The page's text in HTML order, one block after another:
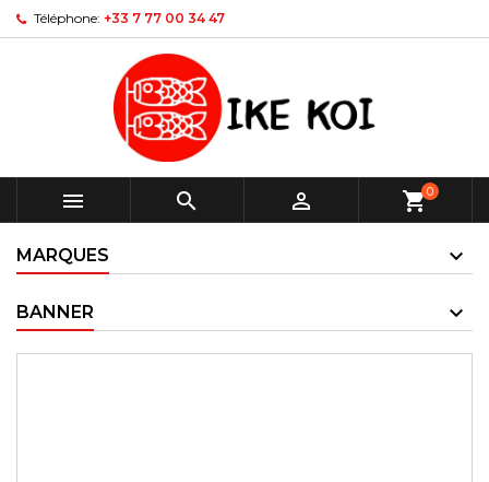
Téléphone: +33 7 77 00 34 47
   shopping_cart0
MARQUES
BANNER